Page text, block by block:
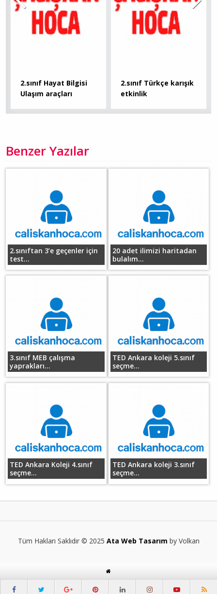
2.sınıf Hayat Bilgisi
Ulaşım araçları
2.sınıf Türkçe karışık
etkinlik
Benzer Yazılar
2.sınıftan 3’e geçenler için
test...
20 adet ilimizi haritadan
bulalım...
3.sınıf MEB çalışma
yaprakları...
TED Ankara koleji 5.sınıf
seçme...
TED Ankara Koleji 4.sınıf
seçme...
TED Ankara koleji 3.sınıf
seçme...
Tüm Hakları Saklıdır © 2025 Ata Web Tasarım by Volkan